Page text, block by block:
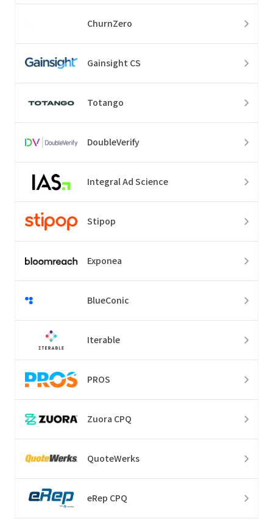
ChurnZero
Gainsight CS
Totango
DoubleVerify
Integral Ad Science
Stipop
Exponea
BlueConic
Iterable
PROS
Zuora CPQ
QuoteWerks
eRep CPQ